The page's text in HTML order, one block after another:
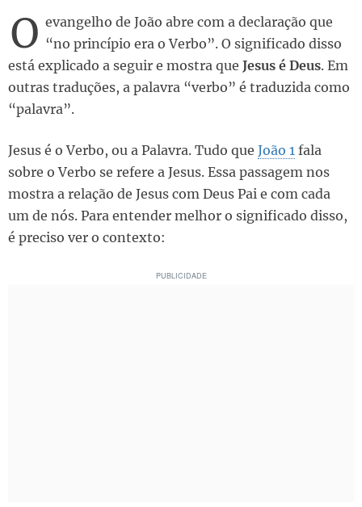
O evangelho de João abre com a declaração que
“no princípio era o Verbo”. O significado disso
está explicado a seguir e mostra que Jesus é Deus. Em
outras traduções, a palavra “verbo” é traduzida como
“palavra”.
Jesus é o Verbo, ou a Palavra. Tudo que João 1 fala
sobre o Verbo se refere a Jesus. Essa passagem nos
mostra a relação de Jesus com Deus Pai e com cada
um de nós. Para entender melhor o significado disso,
é preciso ver o contexto: